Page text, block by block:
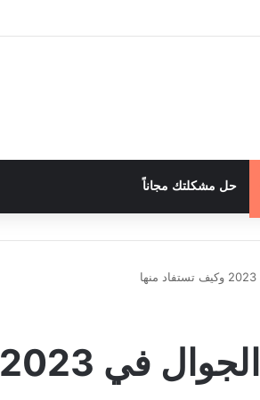
حل مشكلتك مجاناً
أبرز اتجاهات تطبيقات الجوال في 2023